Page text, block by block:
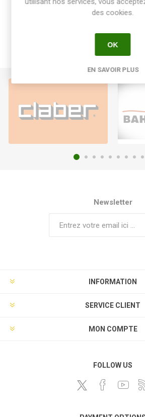
Newsletter
INFORMATION
SERVICE CLIENT
MON COMPTE
FOLLOW US
des cookies.
OK
EN SAVOIR PLUS